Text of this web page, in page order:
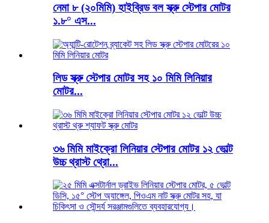
নেমা ৮ (২০মিমি) হাইব্রিড বল স্ক্রু স্টেপার মোটর
১.৮° এস...
লিড স্ক্রু স্টেপার মোটর সহ ১০ মিমি লিনিয়ার
মোটর...
৩৬ মিমি মাইক্রো লিনিয়ার স্টেপার মোটর ১২ ভোল্ট
উচ্চ থ্রাস্ট থ্রো...